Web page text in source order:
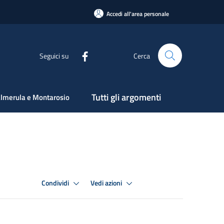
Accedi all'area personale
Seguici su Cerca
e Montarosio Tutti gli argomenti
Condividi Vedi azioni